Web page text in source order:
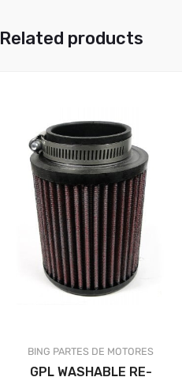
Related products
BING PARTES DE MOTORES
GPL WASHABLE RE-